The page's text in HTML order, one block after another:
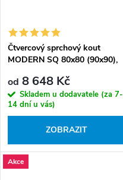
Čtvercový sprchový kout
MODERN SQ 80x80 (90x90),
od 8 648 Kč
Skladem u dodavatele (za 7-
14 dní u vás)
ZOBRAZIT
Akce